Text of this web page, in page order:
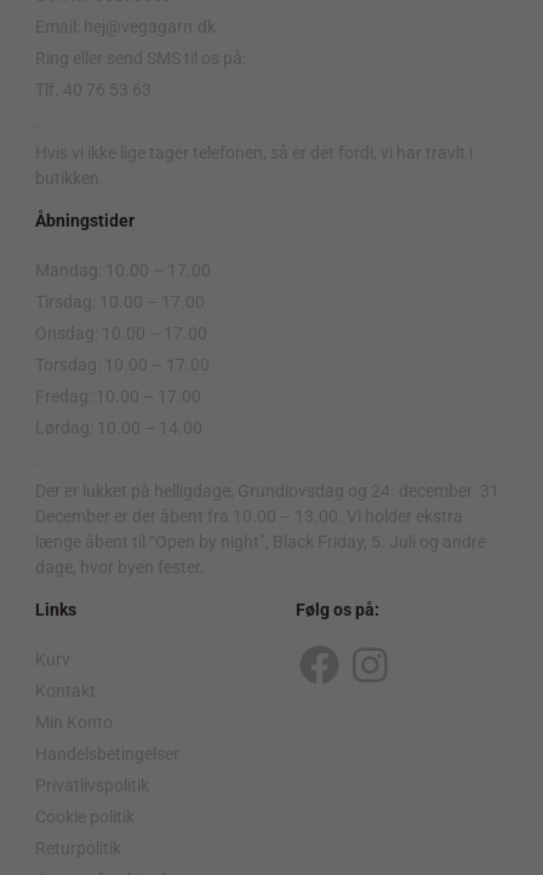
Email: hej@vegagarn.dk
Ring eller send SMS til os på:
Tlf. 40 76 53 63
Hvis vi ikke lige tager telefonen, så er det fordi, vi har travlt i
butikken.
Åbningstider
Mandag: 10.00 – 17.00
Tirsdag: 10.00 – 17.00
Onsdag: 10.00 – 17.00
Torsdag: 10.00 – 17.00
Fredag: 10.00 – 17.00
Lørdag: 10.00 – 14.00
Der er lukket på helligdage, Grundlovsdag og 24. december. 31.
December er der åbent fra 10.00 – 13.00. Vi holder ekstra
længe åbent til “Open by night”, Black Friday, 5. Juli og andre
dage, hvor byen fester.
Links
Kurv
Kontakt
Min Konto
Handelsbetingelser
Privatlivspolitik
Cookie politik
Returpolitik
Følg os på:
F
I